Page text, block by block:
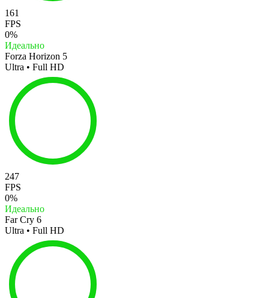
161
FPS
0%
Идеально
Forza Horizon 5
Ultra • Full HD
247
FPS
0%
Идеально
Far Cry 6
Ultra • Full HD